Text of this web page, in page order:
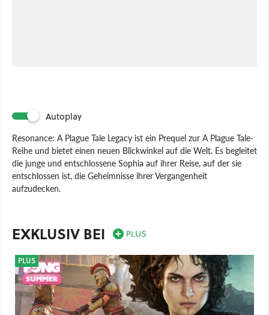
Autoplay
Resonance: A Plague Tale Legacy ist ein Prequel zur A Plague Tale-
Reihe und bietet einen neuen Blickwinkel auf die Welt. Es begleitet
die junge und entschlossene Sophia auf ihrer Reise, auf der sie
entschlossen ist, die Geheimnisse ihrer Vergangenheit
aufzudecken.
Action
Action-Adventure Asobo Studio
EXKLUSIV BEI
PLUS